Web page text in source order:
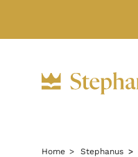
Home Stephanus